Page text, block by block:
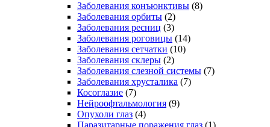
Заболевания конъюнктивы (8)
Заболевания орбиты (2)
Заболевания ресниц (3)
Заболевания роговицы (14)
Заболевания сетчатки (10)
Заболевания склеры (2)
Заболевания слезной системы (7)
Заболевания хрусталика (7)
Косоглазие (7)
Нейроофтальмология (9)
Опухоли глаз (4)
Паразитарные поражения глаз (1)